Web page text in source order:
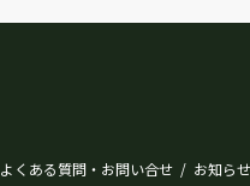
よくある質問・お問い合せ / お知らせ